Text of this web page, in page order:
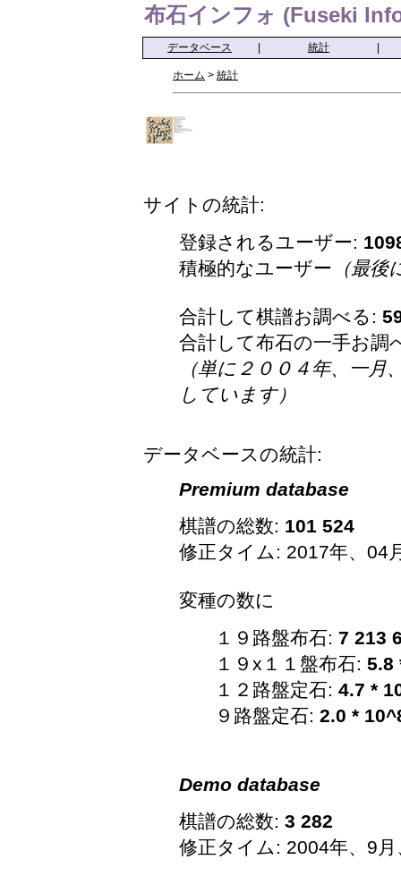
布石インフォ (Fuseki
データベース 統計
ホーム > 統計
サイトの統計:
登録されるユーザー:
積極的なユーザー （最後
合計して棋譜お調べる:
合計して布石の一手お調
（単に２００４年、一
しています）
データベースの統計:
Premium database
棋譜の総数: 101 524
修正タイム: 2017年、04
変種の数に
１９路盤布石: 7 213
１９x１１盤布石: 5.8
１２路盤定石: 4.7 *
９路盤定石: 2.0 *
Demo database
棋譜の総数: 3 282
修正タイム: 2004年、9月